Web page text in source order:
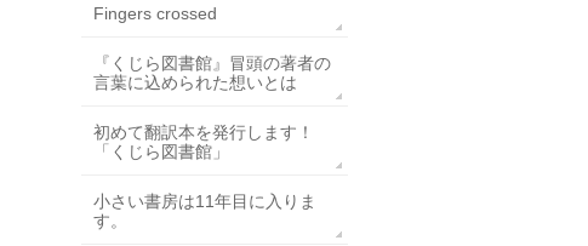
Fingers crossed
『くじら図書館』冒頭の著者の
言葉に込められた想いとは
初めて翻訳本を発行します！
「くじら図書館」
小さい書房は11年目に入りま
す。